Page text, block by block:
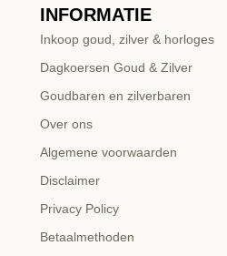
INFORMATIE
Inkoop goud, zilver & horloges
Dagkoersen Goud & Zilver
Goudbaren en zilverbaren
Over ons
Algemene voorwaarden
Disclaimer
Privacy Policy
Betaalmethoden